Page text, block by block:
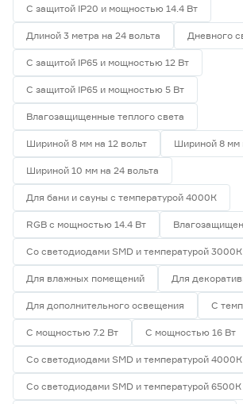
С защитой IP20 и мощностью 14.4 Вт
Длиной 3 метра на 24 вольта Дневного
С защитой IP65 и мощностью 12 Вт
С защитой IP65 и мощностью 5 Вт
Влагозащищенные теплого света
Шириной 8 мм на 12 вольт Шириной 8 мм
Шириной 10 мм на 24 вольта
Для бани и сауны с температурой 4000К
RGB с мощностью 14.4 Вт
Со светодиодами SMD и температурой 3000К
Для влажных помещений Для
Для дополнительного освещения С
С мощностью 7.2 Вт С мощностью 16 Вт
Со светодиодами SMD и температурой 4000К
Со светодиодами SMD и температурой 6500К